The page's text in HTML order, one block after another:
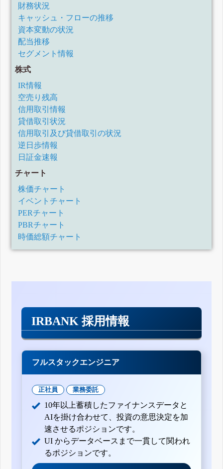
財務状況
キャッシュ・フローの推移
資本変動の状況
配当推移
セグメント情報
株式
IR情報
空売り残高
信用取引情報
貸借取引状況
信用取引及び貸借取引の状況
逆日歩情報
日証金速報
チャート
株価チャート
イベントチャート
PERチャート
PBRチャート
時価総額チャート
IRBANK 採用情報
フルスタックエンジニア
正社員 業務委託
10年以上蓄積したファイナンスデータと
AIを掛け合わせて、投資の意思決定を加
速させるポジションです。
UI からデータベースまで一貫して関われ
るポジションです。